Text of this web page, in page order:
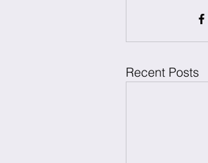
Recent Posts